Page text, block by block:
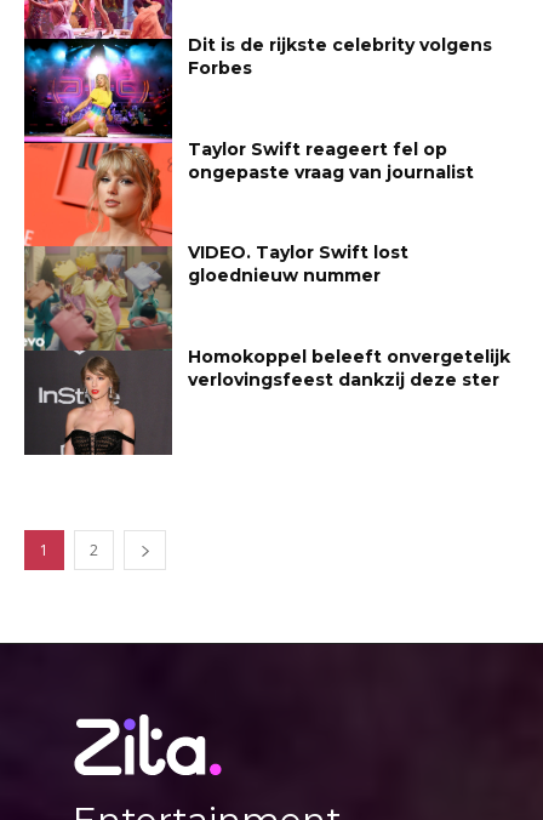
Dit is de rijkste celebrity volgens
Forbes
Taylor Swift reageert fel op
ongepaste vraag van journalist
VIDEO. Taylor Swift lost
gloednieuw nummer
Homokoppel beleeft onvergetelijk
verlovingsfeest dankzij deze ster
1 2